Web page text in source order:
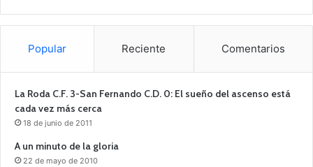
Popular Reciente Comentarios
La Roda C.F. 3-San Fernando C.D. 0: El sueño del ascenso está
cada vez más cerca
18 de junio de 2011
A un minuto de la gloria
22 de mayo de 2010